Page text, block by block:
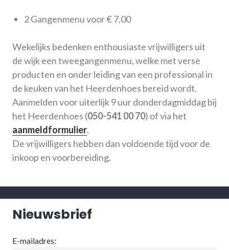
2 Gangenmenu voor € 7,00
Wekelijks bedenken enthousiaste vrijwilligers uit
de wijk een tweegangenmenu, welke met verse
producten en onder leiding van een professional in
de keuken van het Heerdenhoes bereid wordt.
Aanmelden voor uiterlijk 9 uur donderdagmiddag bij
het Heerdenhoes (050-541 00 70) of via het
aanmeldformulier.
De vrijwilligers hebben dan voldoende tijd voor de
inkoop en voorbereiding.
Nieuwsbrief
E-mailadres: